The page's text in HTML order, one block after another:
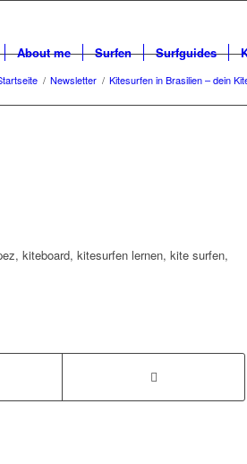
About me Surfen Surfguides
/ Newsletter / Kitesurfen in Brasilien – dein
kiteboard, kitesurfen lernen, kite surfen,